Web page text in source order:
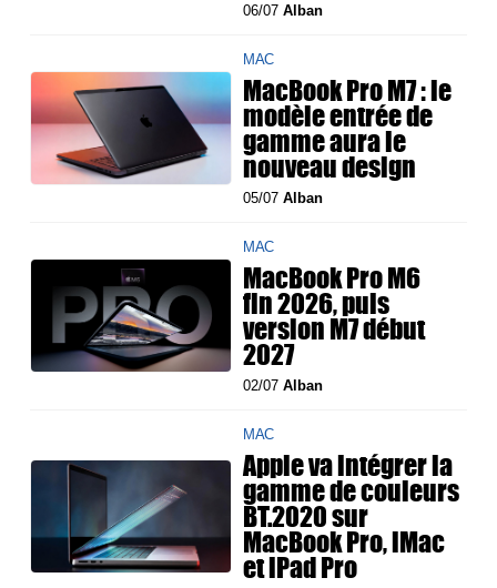
06/07Alban
MAC
MacBook Pro M7 : le
modèle entrée de
gamme aura le
nouveau design
05/07Alban
MAC
MacBook Pro M6
fin 2026, puis
version M7 début
2027
02/07Alban
MAC
Apple va intégrer la
gamme de couleurs
BT.2020 sur
MacBook Pro, iMac
et iPad Pro